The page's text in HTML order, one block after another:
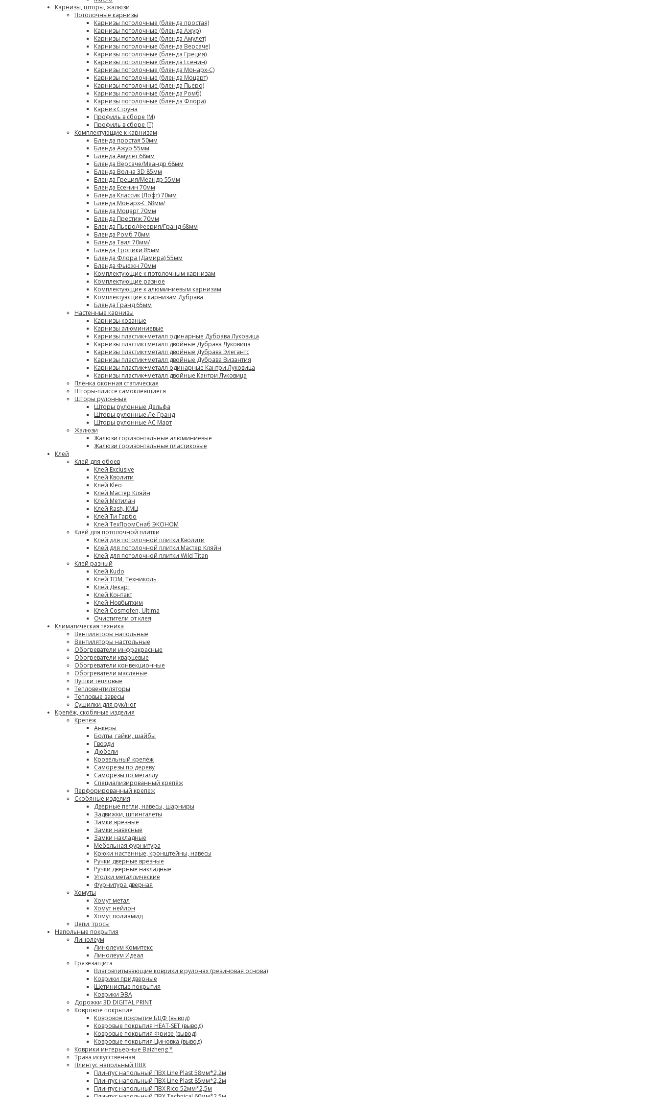
Карнизы, шторы, жалюзи
Потолочные карнизы
Карнизы потолочные (бленда простая)
Карнизы потолочные (бленда Ажур)
Карнизы потолочные (бленда Амулет)
Карнизы потолочные (бленда Версаче)
Карнизы потолочные (бленда Греция)
Карнизы потолочные (бленда Есенин)
Карнизы потолочные (бленда Монарх-С)
Карнизы потолочные (бленда Моцарт)
Карнизы потолочные (бленда Пьеро)
Карнизы потолочные (бленда Ромб)
Карнизы потолочные (бленда Флора)
Карниз Струна
Профиль в сборе (М)
Профиль в сборе (Т)
Комплектующие к карнизам
Бленда простая 50мм
Бленда Ажур 55мм
Бленда Амулет 68мм
Бленда Версаче/Меандр 68мм
Бленда Волна 3D 85мм
Бленда Греция/Меандр 55мм
Бленда Есенин 70мм
Бленда Классик (Лофт) 70мм
Бленда Монарх-С 68мм/
Бленда Моцарт 70мм
Бленда Престиж 70мм
Бленда Пьеро/Феерия/Гранд 68мм
Бленда Ромб 70мм
Бленда Твил 70мм/
Бленда Тропики 85мм
Бленда Флора (Дамира) 55мм
Бленда Фьюжн 70мм
Комплектующие к потолочным карнизам
Комплектующие разное
Комплектующие к алюминиевым карнизам
Комплектующие к карнизам Дубрава
Бленда Гранд 65мм
Настенные карнизы
Карнизы кованые
Карнизы алюминиевые
Карнизы пластик+металл одинарные Дубрава Луковица
Карнизы пластик+металл двойные Дубрава Луковица
Карнизы пластик+металл двойные Дубрава Элегантс
Карнизы пластик+металл двойные Дубрава Византия
Карнизы пластик+металл одинарные Кантри Луковица
Карнизы пластик+металл двойные Кантри Луковица
Плёнка оконная статическая
Шторы-плиссе самоклеящиеся
Шторы рулонные
Шторы рулонные Дельфа
Шторы рулонные Ле-Гранд
Шторы рулонные АС Март
Жалюзи
Жалюзи горизонтальные алюминиевые
Жалюзи горизонтальные пластиковые
Клей
Клей для обоев
Клей Exclusive
Клей Кволити
Клей Kleo
Клей Мастер Кляйн
Клей Метилан
Клей Rash, КМЦ
Клей Ти Гарбо
Клей ТехПромСнаб ЭКОНОМ
Клей для потолочной плитки
Клей для потолочной плитки Кволити
Клей для потолочной плитки Мастер Кляйн
Клей для потолочной плитки Wild Titan
Клей разный
Клей Kudo
Клей TDM, Техниколь
Клей Декарт
Клей Контакт
Клей Новбытхим
Клей Cosmofen, Ultima
Очистители от клея
Климатическая техника
Вентиляторы напольные
Вентиляторы настольные
Обогреватели инфракрасные
Обогреватели кварцевые
Обогреватели конвекционные
Обогреватели масляные
Пушки тепловые
Тепловентиляторы
Тепловые завесы
Сушилки для рук/ног
Крепёж, скобяные изделия
Крепёж
Анкеры
Болты, гайки, шайбы
Гвозди
Дюбели
Кровельный крепёж
Саморезы по дереву
Саморезы по металлу
Специализированный крепёж
Перфорированный крепеж
Скобяные изделия
Дверные петли, навесы, шарниры
Задвижки, шпингалеты
Замки врезные
Замки навесные
Замки накладные
Мебельная фурнитура
Крюки настенные, кронштейны, навесы
Ручки дверные врезные
Ручки дверные накладные
Уголки металлические
Фурнитура дверная
Хомуты
Хомут метал
Хомут нейлон
Хомут полиамид
Цепи, тросы
Напольные покрытия
Линолеум
Линолеум Комитекс
Линолеум Идеал
Грязезащита
Влаговпитывающие коврики в рулонах (резиновая основа)
Коврики придверные
Щетинистые покрытия
Коврики ЭВА
Дорожки 3D DIGITAL PRINT
Ковровое покрытие
Ковровое покрытие БЦФ (вывод)
Ковровые покрытия HEAT-SET (вывод)
Ковровые покрытия Фризе (вывод)
Ковровые покрытия Циновка (вывод)
Коврики интерьерные Baizheng *
Трава искусственная
Плинтус напольный ПВХ
Плинтус напольный ПВХ Line Plast 58мм*2,2м
Плинтус напольный ПВХ Line Plast 85мм*2,2м
Плинтус напольный ПВХ Rico 52мм*2,5м